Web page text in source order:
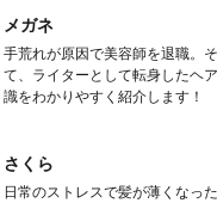
メガネ
手荒れが原因で美容師を退職。
て、ライターとして転身したヘ
識をわかりやすく紹介します！
さくら
日常のストレスで髪が薄くなっ